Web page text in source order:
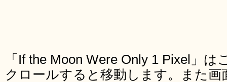
「If the Moon Were Only 1 Pixel」
クロールすると移動します。また